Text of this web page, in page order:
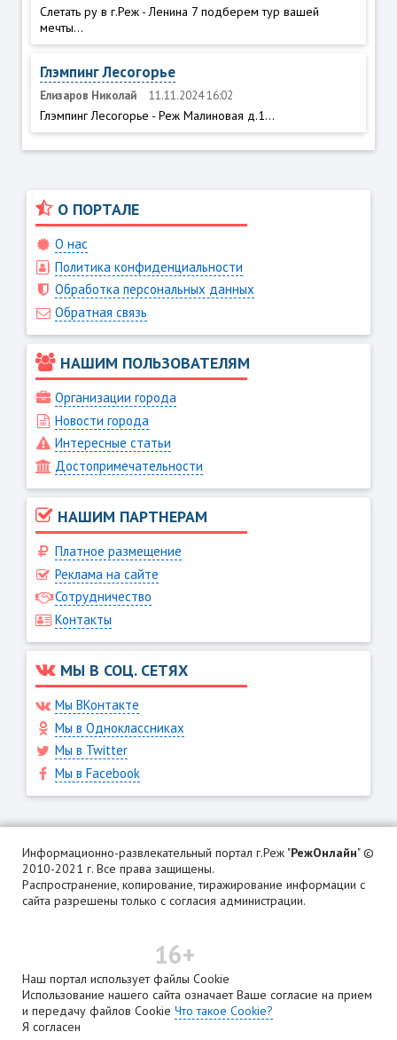
Слетать ру в г.Реж - Ленина 7 подберем тур вашей
мечты...
Глэмпинг Лесогорье
Елизаров Николай 11.11.2024 16:02
Глэмпинг Лесогорье - Реж Малиновая д.1...
О ПОРТАЛЕ
О нас
Политика конфиденциальности
Обработка персональных данных
Обратная связь
НАШИМ ПОЛЬЗОВАТЕЛЯМ
Организации города
Новости города
Интересные статьи
Достопримечательности
НАШИМ ПАРТНЕРАМ
Платное размещение
Реклама на сайте
Сотрудничество
Контакты
МЫ В СОЦ. СЕТЯХ
Мы ВКонтакте
Мы в Одноклассниках
Мы в Twitter
Мы в Facebook
Информационно-развлекательный портал г.Реж "РежОнлайн" ©
2010-2021 г. Все права защищены.
Распространение, копирование, тиражирование информации с
сайта разрешены только с согласия администрации.
16+
Наш портал использует файлы Cookie
Использование нашего сайта означает Ваше согласие на прием
и передачу файлов Cookie Что такое Cookie?
Я согласен